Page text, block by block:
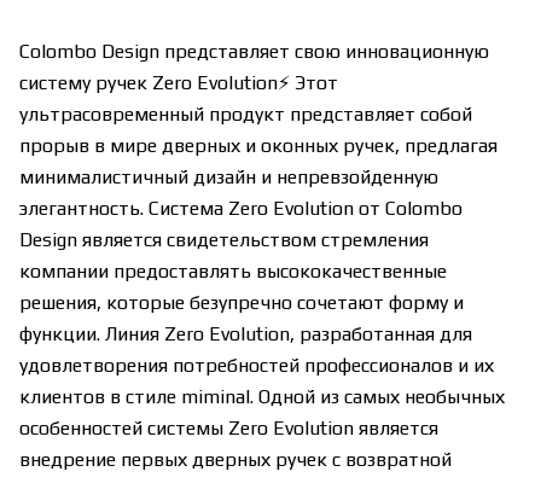
Colombo Design представляет свою инновационную
систему ручек Zero Evolution⚡ Этот
ультрасовременный продукт представляет собой
прорыв в мире дверных и оконных ручек, предлагая
минималистичный дизайн и непревзойденную
элегантность. Система Zero Evolution от Colombo
Design является свидетельством стремления
компании предоставлять высококачественные
решения, которые безупречно сочетают форму и
функции. Линия Zero Evolution, разработанная для
удовлетворения потребностей профессионалов и их
клиентов в стиле miminal. Одной из самых необычных
особенностей системы Zero Evolution является
внедрение первых дверных ручек с возвратной